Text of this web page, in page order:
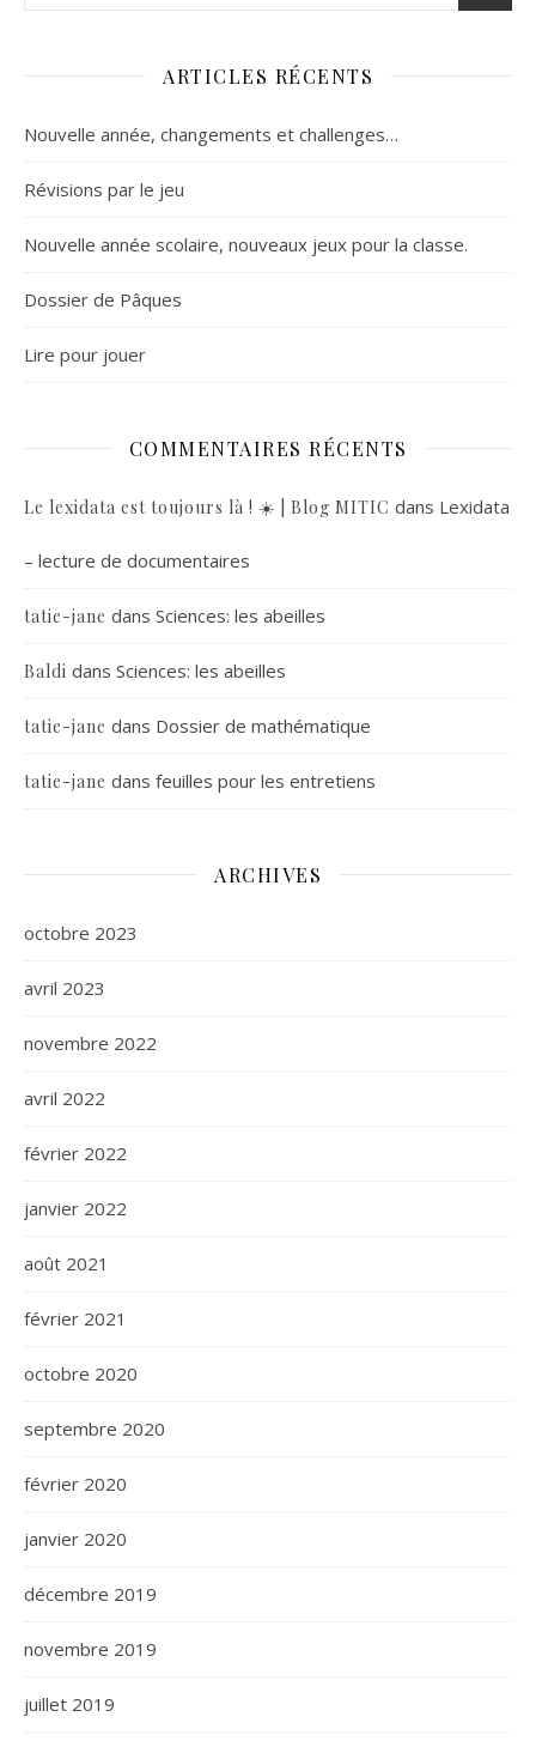
ARTICLES RÉCENTS
Nouvelle année, changements et challenges…
Révisions par le jeu
Nouvelle année scolaire, nouveaux jeux pour la classe.
Dossier de Pâques
Lire pour jouer
COMMENTAIRES RÉCENTS
Le lexidata est toujours là ! ☀️ | Blog MITIC dans Lexidata
– lecture de documentaires
tatie-jane dans Sciences: les abeilles
Baldi dans Sciences: les abeilles
tatie-jane dans Dossier de mathématique
tatie-jane dans feuilles pour les entretiens
ARCHIVES
octobre 2023
avril 2023
novembre 2022
avril 2022
février 2022
janvier 2022
août 2021
février 2021
octobre 2020
septembre 2020
février 2020
janvier 2020
décembre 2019
novembre 2019
juillet 2019